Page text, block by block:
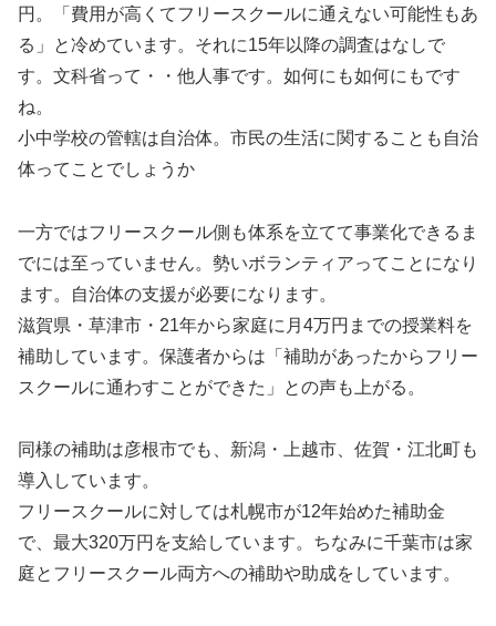
円。「費用が高くてフリースクールに通えない可能性もあ
る」と冷めています。それに15年以降の調査はなしで
す。文科省って・・他人事です。如何にも如何にもです
ね。
小中学校の管轄は自治体。市民の生活に関することも自治
体ってことでしょうか
一方ではフリースクール側も体系を立てて事業化できるま
でには至っていません。勢いボランティアってことになり
ます。自治体の支援が必要になります。
滋賀県・草津市・21年から家庭に月4万円までの授業料を
補助しています。保護者からは「補助があったからフリー
スクールに通わすことができた」との声も上がる。
同様の補助は彦根市でも、新潟・上越市、佐賀・江北町も
導入しています。
フリースクールに対しては札幌市が12年始めた補助金
で、最大320万円を支給しています。ちなみに千葉市は家
庭とフリースクール両方への補助や助成をしています。